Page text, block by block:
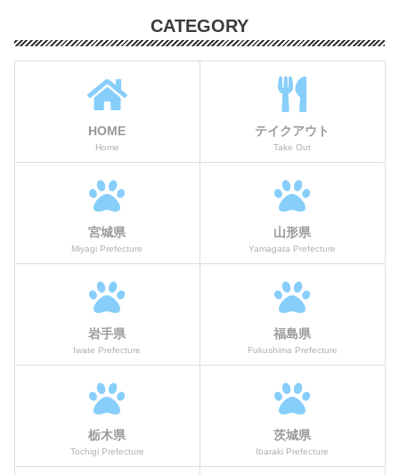
CATEGORY
HOME
Home
テイクアウト
Take Out
宮城県
Miyagi Prefecture
山形県
Yamagata Prefecture
岩手県
Iwate Prefecture
福島県
Fukushima Prefecture
栃木県
Tochigi Prefecture
茨城県
Ibaraki Prefecture